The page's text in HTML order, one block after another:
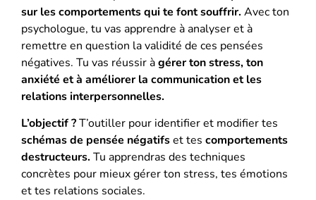
sur les comportements qui te font souffrir.Avec ton
psychologue, tu vas apprendre à analyser et à
remettre en question la validité de ces pensées
négatives. Tu vas réussir àgérer ton stress, ton
anxiété et à améliorer la communication et les
relations interpersonnelles.
L’objectif ?T’outiller pour identifier et modifier tes
schémas de pensée négatifset tes comportements
destructeurs.Tu apprendras des techniques
concrètes pour mieux gérer ton stress, tes émotions
et tes relations sociales.